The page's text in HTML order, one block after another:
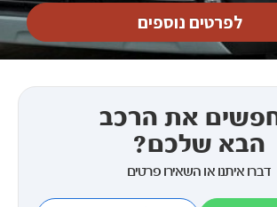
לפרטים נוספים
את הרכב
הבא שלכם?
דברו איתנו או השאירו פרטים